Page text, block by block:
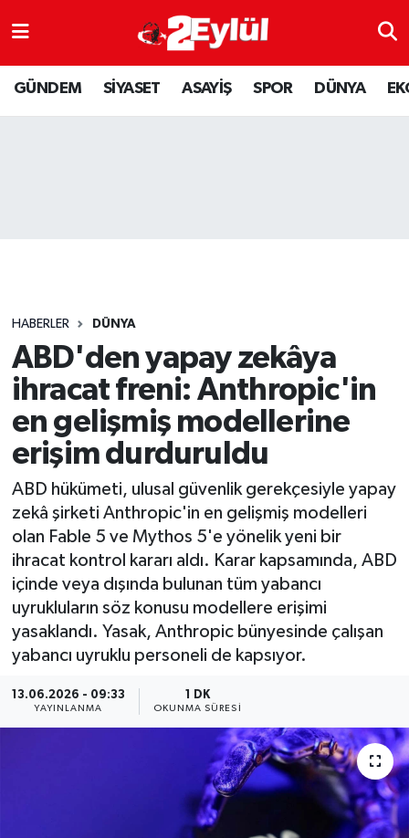
GÜNDEM SİYASET ASAYİŞ SPOR DÜNYA
HABERLER DÜNYA
ABD'den yapay zekâya
ihracat freni: Anthropic'in
en gelişmiş modellerine
erişim durduruldu
ABD hükümeti, ulusal güvenlik gerekçesiyle yapay
zekâ şirketi Anthropic'in en gelişmiş modelleri
olan Fable 5 ve Mythos 5'e yönelik yeni bir
ihracat kontrol kararı aldı. Karar kapsamında, ABD
içinde veya dışında bulunan tüm yabancı
uyrukluların söz konusu modellere erişimi
yasaklandı. Yasak, Anthropic bünyesinde çalışan
yabancı uyruklu personeli de kapsıyor.
13.06.2026 - 09:33
YAYINLANMA
1 DK
OKUNMA SÜRESI
ASAYİŞ
DÜNYA
SPOR
YAŞAM
Nöbetçi Eczaneler
Hava Durumu
Son Dakika Haberleri
Haber Arşivi